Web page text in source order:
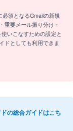
須となるGmailの新規
重要メール振り分け・
いこなすための設定と
ドとしても利用できま
の総合ガイドはこち